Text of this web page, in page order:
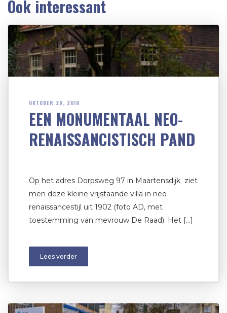
Ook interessant
OKTOBER 29, 2018
EEN MONUMENTAAL NEO-
RENAISSANCISTISCH PAND
Op het adres Dorpsweg 97 in Maartensdijk ziet
men deze kleine vrijstaande villa in neo-
renaissancestijl uit 1902 (foto AD, met
toestemming van mevrouw De Raad). Het […]
Lees verder